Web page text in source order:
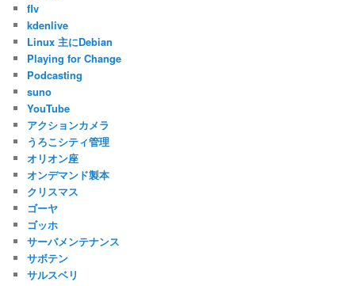
flv
kdenlive
Linux 主にDebian
Playing for Change
Podcasting
suno
YouTube
アクションカメラ
うろこシティ管理
オリオン座
オンデマンド製本
クリスマス
ゴーヤ
ゴッホ
サーバメンテナンス
サボテン
サルスベリ